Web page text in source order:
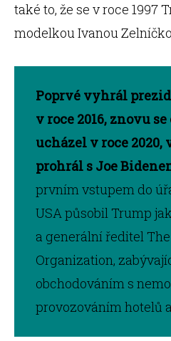
také to, že se v roce 1997
modelkou Ivanou
Poprvé vyhrál
v roce 2016, znovu
ucházel v roce 2020,
prohrál s Joe
prvním vstupem do
USA působil Trump
a generální ředitel
Organization,
obchodováním s
provozováním hotelů